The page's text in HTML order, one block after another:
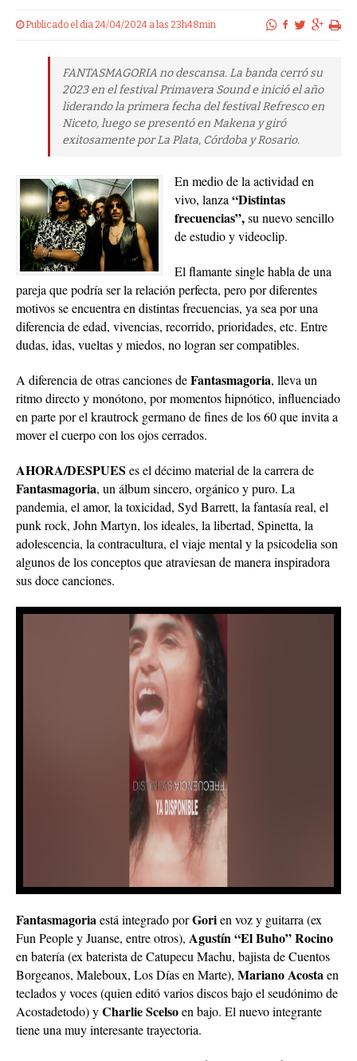
Publicado el dia 24/04/2024 a las 23h48min
FANTASMAGORIA no descansa. La banda cerró su
2023 en el festival Primavera Sound e inició el año
liderando la primera fecha del festival Refresco en
Niceto, luego se presentó en Makena y giró
exitosamente por La Plata, Córdoba y Rosario.
En medio de la actividad en
vivo, lanza“Distintas
frecuencias”,su nuevo sencillo
de estudio y videoclip.
El flamante single habla de una
pareja que podría ser la relación perfecta, pero por diferentes
motivos se encuentra en distintas frecuencias, ya sea por una
diferencia de edad, vivencias, recorrido, prioridades, etc. Entre
dudas, idas, vueltas y miedos, no logran ser compatibles.
A diferencia de otras canciones deFantasmagoria, lleva un
ritmo directo y monótono, por momentos hipnótico, influenciado
en parte por el krautrock germano de fines de los 60 que invita a
mover el cuerpo con los ojos cerrados.
AHORA/DESPUES es el décimo material de la carrera de
Fantasmagoria, un álbum sincero, orgánico y puro. La
pandemia, el amor, la toxicidad, Syd Barrett, la fantasía real, el
punk rock, John Martyn, los ideales, la libertad, Spinetta, la
adolescencia, la contracultura, el viaje mental y la psicodelia son
algunos de los conceptos que atraviesan de manera inspiradora
sus doce canciones.
Fantasmagoriaestá integrado porGorien voz y guitarra (ex
Fun People y Juanse, entre otros), Agustín “El Buho” Rocino
en batería (ex baterista de Catupecu Machu, bajista de Cuentos
Borgeanos, Maleboux, Los Días en Marte), Mariano Acostaen
teclados y voces (quien editó varios discos bajo el seudónimo de
Acostadetodo) yCharlie Scelsoen bajo. El nuevo integrante
tiene una muy interesante trayectoria.